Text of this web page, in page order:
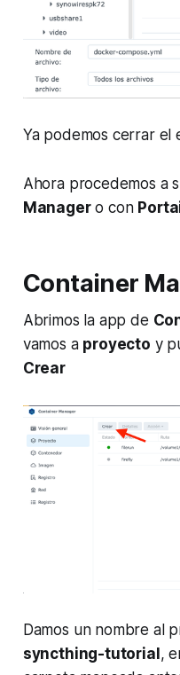
Ya podemos cerrar el
Ahora procedemos a
Managero con
Container
Abrimos la app de
vamos a proyecto y
Crear
Damos un nombre al
syncthing-tutorial ,